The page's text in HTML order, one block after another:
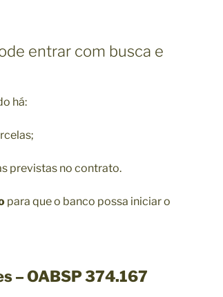
entrar com busca e
há:
previstas no contrato.
para que o banco possa iniciar o
– OABSP 374.167